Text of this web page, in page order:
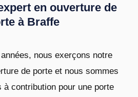
en ouverture de
à Braffe
nous exerçons notre
de porte et nous sommes
à contribution pour une porte